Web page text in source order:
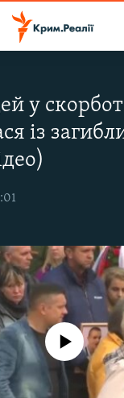
у
із
source currently